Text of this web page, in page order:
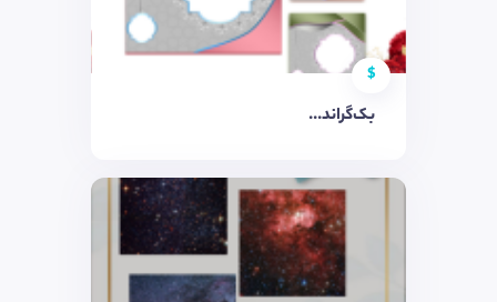
$
بک‌گراند...